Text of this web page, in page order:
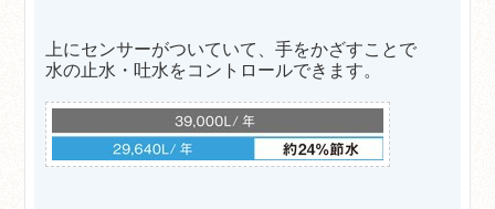
上にセンサーがついていて、手をかざすことで
水の止水・吐水をコントロールできます。